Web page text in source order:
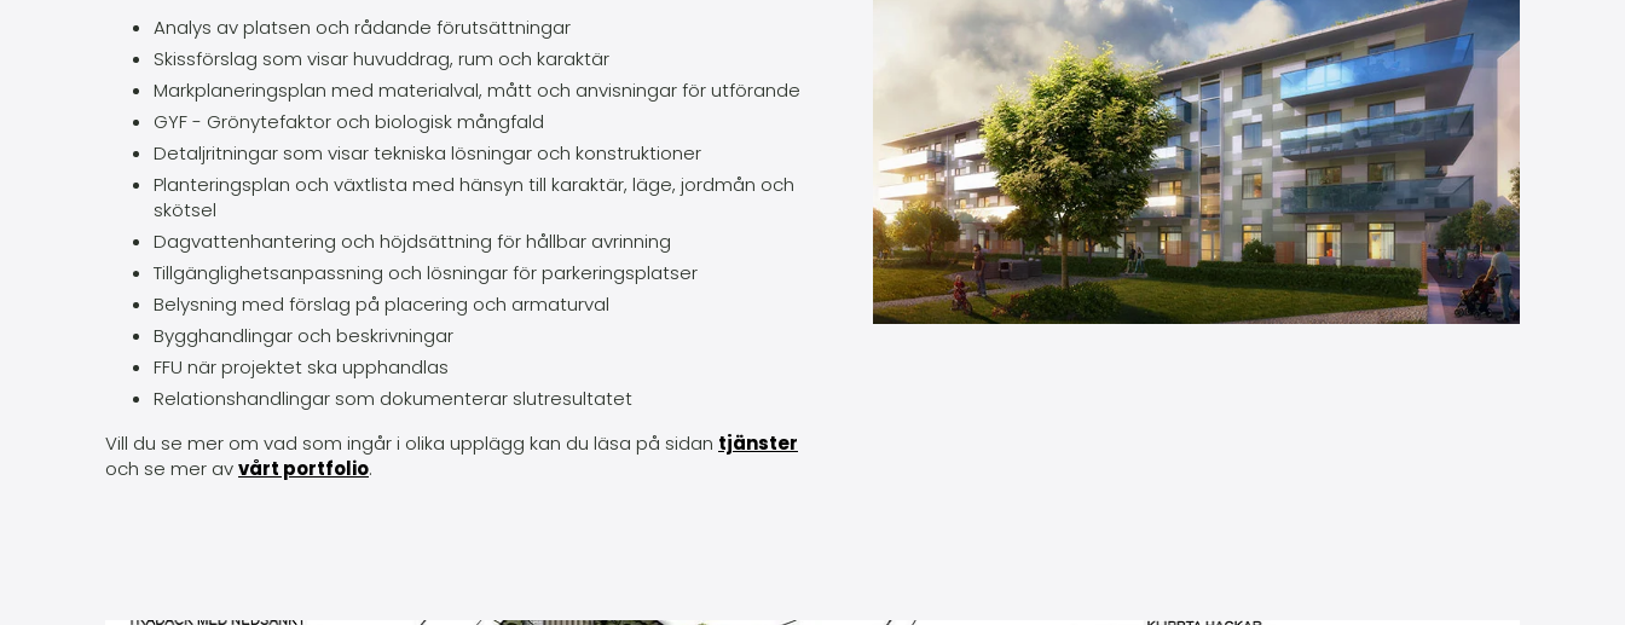
Analys av platsen och rådande förutsättningar
Skissförslag som visar huvuddrag, rum och karaktär
Markplaneringsplan med materialval, mått och anvisningar för utförande
GYF - Grönytefaktor och biologisk mångfald
Detaljritningar som visar tekniska lösningar och konstruktioner
Planteringsplan och växtlista med hänsyn till karaktär, läge, jordmån och
skötsel
Dagvattenhantering och höjdsättning för hållbar avrinning
Tillgänglighetsanpassning och lösningar för parkeringsplatser
Belysning med förslag på placering och armaturval
Bygghandlingar och beskrivningar
FFU när projektet ska upphandlas
Relationshandlingar som dokumenterar slutresultatet
Vill du se mer om vad som ingår i olika upplägg kan du läsa på sidan tjänster
och se mer avvårt portfolio.